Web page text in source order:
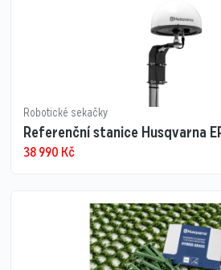
Robotické sekačky
Referenční stanice Husqvarna
38 990 Kč